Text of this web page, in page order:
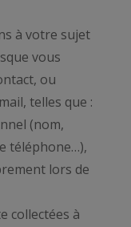
à votre sujet
vous
ou
telles que :
(nom,
téléphone…),
lors de
collectées à